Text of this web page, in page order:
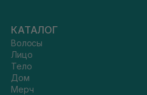
КАТАЛОГ
Волосы
Лицо
Тело
Дом
Мерч